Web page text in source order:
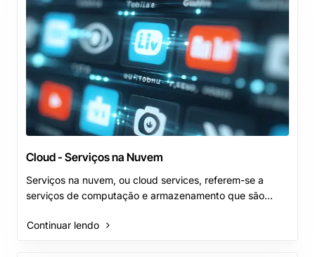
Cloud - Serviços na Nuvem
Serviços na nuvem, ou cloud services, referem-se a
serviços de computação e armazenamento que são
Continuar lendo